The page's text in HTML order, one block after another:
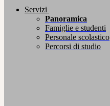
Servizi
Panoramica
Famiglie e studenti
Personale scolastico
Percorsi di studio